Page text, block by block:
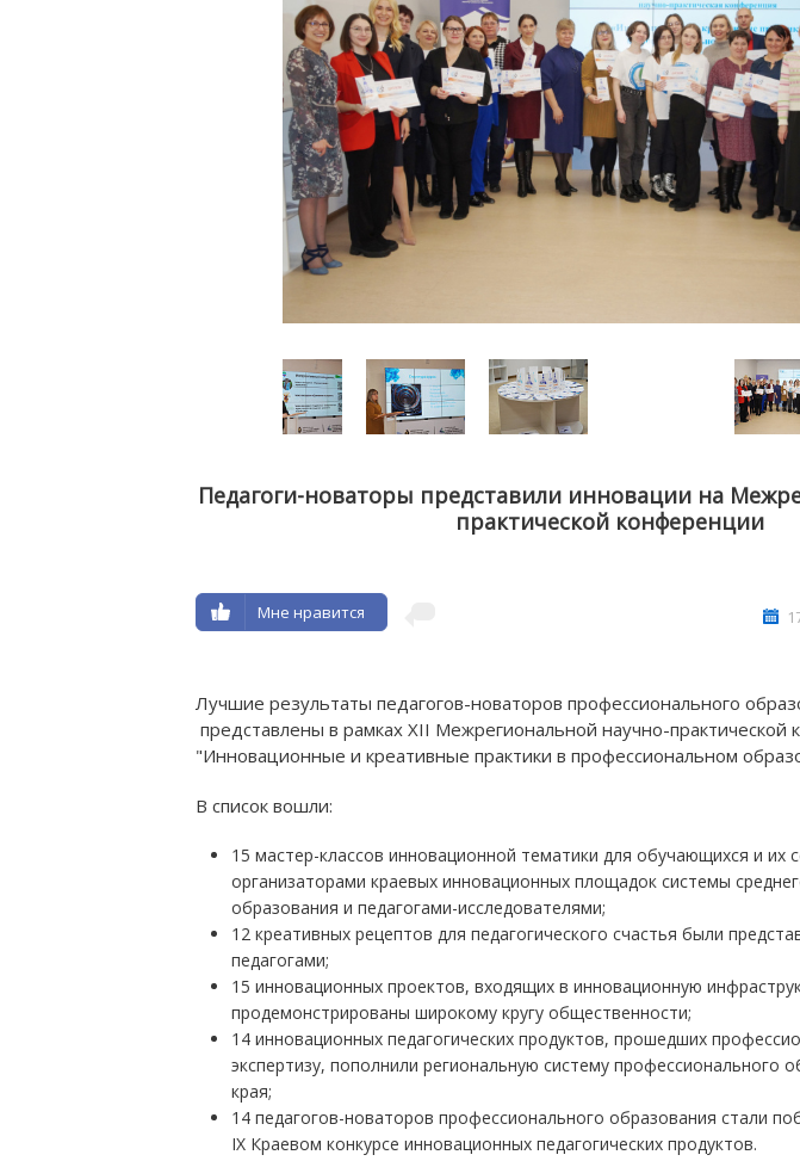
ОБРАЗОВАТЕЛЬНЫЕ
Амурский политехнический
техникум
apt.obr-khv.ru
Педагоги-новаторы представили инновации на
практической конференции
Мне нравится
Лучшие результаты педагогов-новаторов профессионального
представлены в рамках XII Межрегиональной научно-практической
"Инновационные и креативные практики в профессиональном
В список вошли:
15 мастер-классов инновационной тематики для обучающихся и их
организаторами краевых инновационных площадок системы
образования и педагогами-исследователями;
12 креативных рецептов для педагогического счастья были
педагогами;
15 инновационных проектов, входящих в инновационную
продемонстрированы широкому кругу общественности;
14 инновационных педагогических продуктов, прошедших
экспертизу, пополнили региональную систему профессионального
края;
14 педагогов-новаторов профессионального образования стали
IX Краевом конкурсе инновационных педагогических продуктов.